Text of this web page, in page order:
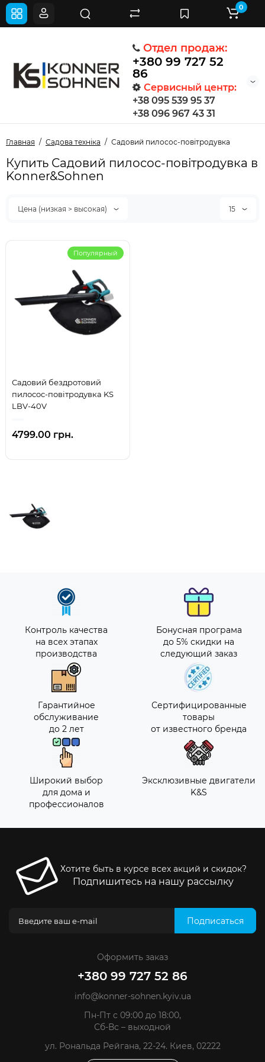
Отдел продаж:
+380 99 727 52
86
Сервисный центр:
+38 095 539 95 37
+38 096 967 43 31
0
Главная Садова техніка Садовий пилосос-повітродувка
Купить Садовий пилосос-повітродувка в
Konner&Sohnen
Цена (низкая > высокая) 15
Популярный
Садовий бездротовий
пилосос-повітродувка KS
LBV-40V
4799.00 грн.
Контроль качества
на всех этапах
производства
Бонусная програма
до 5% скидки на
следующий заказ
Гарантийное
обслуживание
до 2 лет
Сертифицированные
товары
от известного бренда
Широкий выбор
для дома и
профессионалов
Эксклюзивные двигатели
K&S
Хотите быть в курсе всех акций и скидок?
Подпишитесь на нашу рассылку
Подписаться
Оформить заказ
+380 99 727 52 86
info@konner-sohnen.kyiv.ua
Пн-Пт с 09:00 до 18:00,
Сб-Вс – выходной
ул. Рональда Рейгана, 22-24. Киев, 02222